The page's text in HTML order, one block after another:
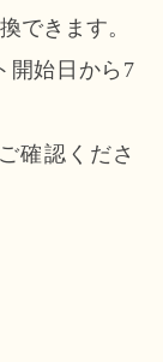
できます。
開始日から7
確認くださ